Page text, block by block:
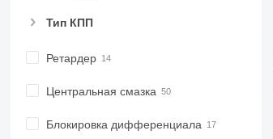
Тип КПП
Ретардер
Центральная смазка
Блокировка дифференциала